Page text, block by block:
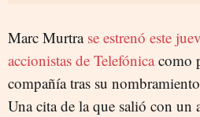
Marc Murtra se estrenó este
accionistas de Telefónicacomo
compañía tras su
Una cita de la que salió con un